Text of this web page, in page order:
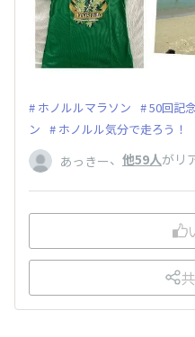
ホノルルマラソン 50回記
ン
ホノルル気分で走ろう！
あっきー、 他59人がリ